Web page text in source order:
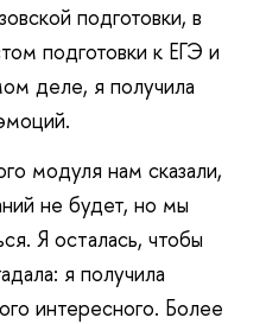
подготовки, в
подготовки к ЕГЭ и
деле, я получила
модуля нам сказали,
не будет, но мы
Я осталась, чтобы
я получила
интересного. Более